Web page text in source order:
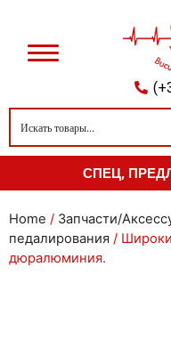
СПЕЦ,
Home / Запчасти/
педалирования /
дюралюминия.